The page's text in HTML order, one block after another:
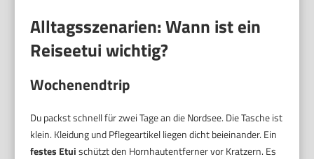
Alltagsszenarien: Wann ist ein
Reiseetui wichtig?
Wochenendtrip
Du packst schnell für zwei Tage an die Nordsee. Die Tasche ist
klein. Kleidung und Pflegeartikel liegen dicht beieinander. Ein
festes Etuischützt den Hornhautentferner vor Kratzern. Es